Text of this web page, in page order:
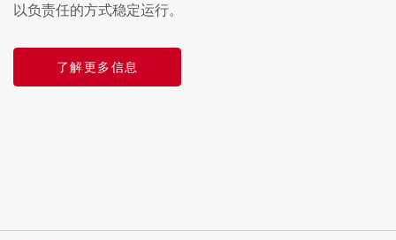
以负责任的方式稳定运行。
了解更多信息